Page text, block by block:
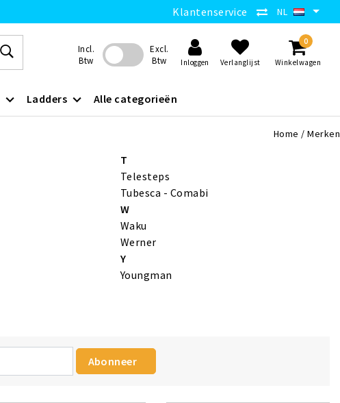
Klantenservice NL
Incl.
Btw
Excl.
Btw
Inloggen Verlanglijst
0
Winkelwagen
Ladders Alle categorieën
Home /Merken
T
Telesteps
Tubesca - Comabi
W
Waku
Werner
Y
Youngman
Abonneer